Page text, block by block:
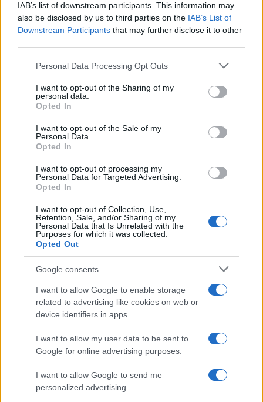
IAB’s list of downstream participants. This information may
also be disclosed by us to third parties on the IAB’s List of
Downstream Participants that may further disclose it to other
Please note that this website/app uses one or more Google
not limited to your visit or usage behaviour. You may click to
grant or deny consent to Google and its third-party tags to
use your data for below specified purposes in below Google
consent section.
Personal Data Processing Opt Outs
I want to opt-out of the Sharing of my
personal data.
Opted In
I want to opt-out of the Sale of my
Personal Data.
Opted In
I want to opt-out of processing my
Personal Data for Targeted Advertising.
Opted In
I want to opt-out of Collection, Use,
Retention, Sale, and/or Sharing of my
Personal Data that Is Unrelated with the
Purposes for which it was collected.
Opted Out
Google consents
I want to allow Google to enable storage
related to advertising like cookies on web or
device identifiers in apps.
I want to allow my user data to be sent to
Google for online advertising purposes.
I want to allow Google to send me
personalized advertising.
Continua a leggere
Copenhagen Fashion Week SS27: le novità che stanno
Cristian Castiglioni · 8 Ago 2026